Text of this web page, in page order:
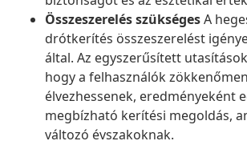
Összeszerelés szükségesA
drótkerítés összeszerelést
által. Az egyszerűsített
hogy a felhasználók
élvezhessenek, eredményeként
megbízható kerítési megoldás,
változó évszakoknak.